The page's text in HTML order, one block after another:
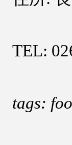
TEL:
tags: